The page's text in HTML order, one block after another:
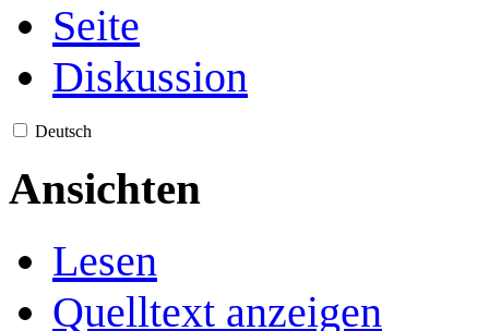
Seite
Diskussion
Deutsch
Ansichten
Lesen
Quelltext anzeigen